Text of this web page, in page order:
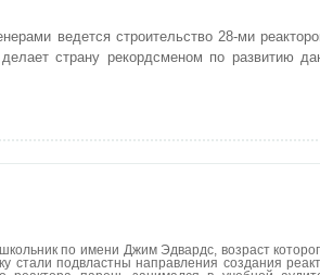
ведется строительство 28-ми
страну рекордсменом по развитию
по имени Джим Эдвардс, возраст
стали подвластны направления создания